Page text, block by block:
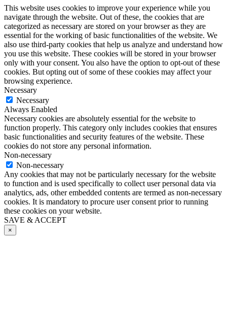
This website uses cookies to improve your experience while you
navigate through the website. Out of these, the cookies that are
categorized as necessary are stored on your browser as they are
essential for the working of basic functionalities of the website. We
also use third-party cookies that help us analyze and understand how
you use this website. These cookies will be stored in your browser
only with your consent. You also have the option to opt-out of these
cookies. But opting out of some of these cookies may affect your
browsing experience.
Necessary
Necessary
Always Enabled
Necessary cookies are absolutely essential for the website to
function properly. This category only includes cookies that ensures
basic functionalities and security features of the website. These
cookies do not store any personal information.
Non-necessary
Non-necessary
Any cookies that may not be particularly necessary for the website
to function and is used specifically to collect user personal data via
analytics, ads, other embedded contents are termed as non-necessary
cookies. It is mandatory to procure user consent prior to running
these cookies on your website.
SAVE & ACCEPT
×